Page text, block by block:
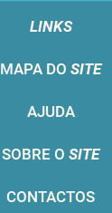
LINKS
MAPA DO SITE
AJUDA
SOBRE O SITE
CONTACTOS